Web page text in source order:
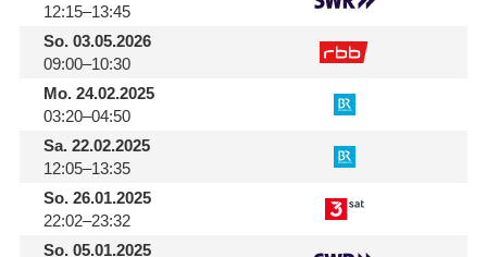
12:15–13:45
So.03.05.2026
09:00–10:30
Mo.24.02.2025
03:20–04:50
Sa.22.02.2025
12:05–13:35
So.26.01.2025
22:02–23:32
So.05.01.2025